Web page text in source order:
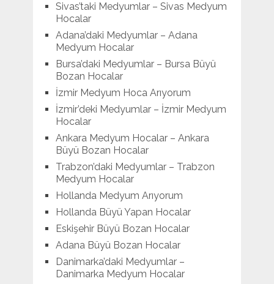
Sivas’taki Medyumlar – Sivas Medyum
Hocalar
Adana’daki Medyumlar – Adana
Medyum Hocalar
Bursa’daki Medyumlar – Bursa Büyü
Bozan Hocalar
İzmir Medyum Hoca Arıyorum
İzmir’deki Medyumlar – İzmir Medyum
Hocalar
Ankara Medyum Hocalar – Ankara
Büyü Bozan Hocalar
Trabzon’daki Medyumlar – Trabzon
Medyum Hocalar
Hollanda Medyum Arıyorum
Hollanda Büyü Yapan Hocalar
Eskişehir Büyü Bozan Hocalar
Adana Büyü Bozan Hocalar
Danimarka’daki Medyumlar –
Danimarka Medyum Hocalar